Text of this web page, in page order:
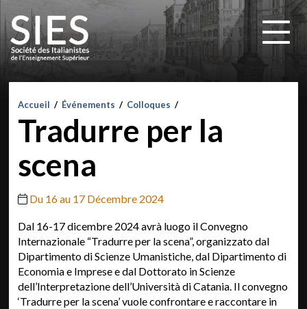
Accueil / Événements / Colloques /
Tradurre per la
scena
Du 16 au 17 Décembre 2024
Dal 16-17 dicembre 2024 avrà luogo il Convegno
Internazionale “Tradurre per la scena”, organizzato dal
Dipartimento di Scienze Umanistiche, dal Dipartimento di
Economia e Imprese e dal Dottorato in Scienze
dell’Interpretazione dell’Università di Catania. Il convegno
‘Tradurre per la scena’ vuole confrontare e raccontare in